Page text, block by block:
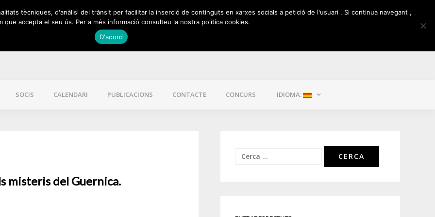
SOCIS CALENDARI PUBLICACIONS CONTACTE CONCURS IDIOMA:
misteris del Guernica.
Cerca:
tècniques, d'anàlisi del trànsit per facilitar la inserció de continguts en xarxes socials a petició de l'usuari . Si continua navegant ,
que accepta el seu ús. Per a més informació consulteu la nostra política cookies.
D'acord